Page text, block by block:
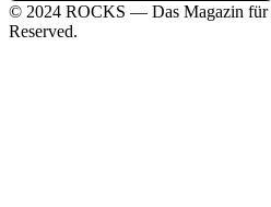
© 2024 ROCKS — Das Magazin für
Reserved.